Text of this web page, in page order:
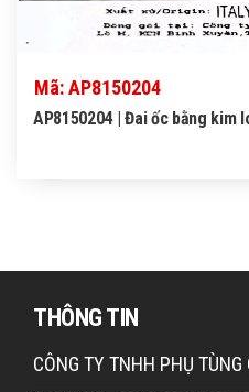
Mã: AP8150204
AP8150204 | Đai ốc bằng kim
THÔNG TIN
CÔNG TY TNHH PHỤ TÙNG